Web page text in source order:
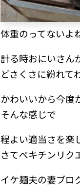
体重のってないよ
計る時おにいさん
どさくさに紛れて
かわいいから今度
そんな感じで
程よい適当さを楽
さてぺキチンリ
イケ麺夫の妻ブロ